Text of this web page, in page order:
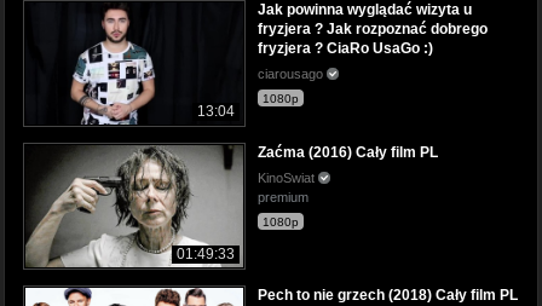
13:04
Jak powinna wyglądać wizyta u
fryzjera ? Jak rozpoznać dobrego
fryzjera ? CiaRo UsaGo :)
ciarousago
1080p
01:49:33
Zaćma (2016) Cały film PL
KinoSwiat
premium
1080p
Pech to nie grzech (2018) Cały film PL